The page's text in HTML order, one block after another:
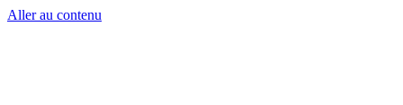
Aller au contenu